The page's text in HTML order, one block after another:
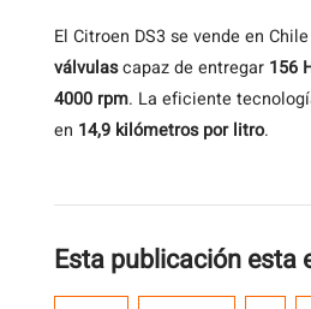
El Citroen DS3 se vende en
válvulascapaz de entregar 156
4000 rpm. La eficiente
en 14,9 kilómetros por litro.
Esta publicación esta